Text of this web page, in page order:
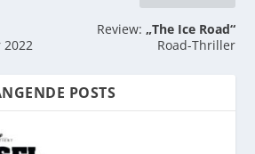
Review: „The Ice Road“
Road-Thriller
POSTS